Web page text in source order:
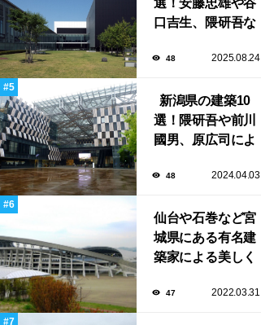
選！安藤忠雄や谷
口吉生、隈研吾な
る豊かな自然と調
共施設！
48 2025.08.24
新潟県の建築10
選！隈研吾や前川
國男、原広司によ
染む至極の建築揃
48 2024.04.03
仙台や石巻など宮
城県にある有名建
築家による美しく
品13選
47 2022.03.31